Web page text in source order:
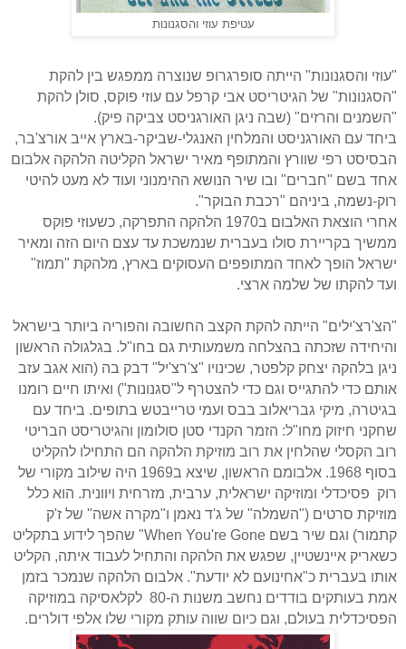
עטיפת עוזי והסגנונות
"עוזי והסגנונות" הייתה סופרגרופ שנוצרה ממפגש בין להקת
"הסגנונות" של הגיטריסט אבי קרפל עם עוזי פוקס, סולן להקת
"השמנים והרזים" (שבה ניגן האורגניסט צביקה פיק).
ביחד עם האורגניסט והמלחין האנגלי-שביקר-בארץ אייב אורצ'בר,
הבסיסט רפי שוורץ והמתופף מאיר ישראל הקליטה הלהקה אלבום
אחד בשם "חברים" ובו שיר הנושא ההימנוני ועוד לא מעט להיטי
רוק-נשמה, ביניהם "רכבת הבוקר".
אחרי הוצאת האלבום ב1970 הלהקה התפרקה, כשעוזי פוקס
ממשיך בקריירת סולו בעברית שנמשכת עד עצם היום הזה ומאיר
ישראל הופך לאחד המתופפים העסוקים בארץ, מלהקת "תמוז"
ועד להקתו של שלמה ארצי.
"הצ'רצ'ילים" הייתה להקת הקצב החשובה והפוריה ביותר בישראל
והיחידה שזכתה בהצלחה משמעותית גם בחו"ל. בגלגולה הראשון
ניגן בלהקה יצחק קלפטר, שכינויו "צ'רצ'יל" דבק בה (הוא אגב עזב
אותם כדי להתגייס וגם כדי להצטרף ל"סגנונות") ואיתו חיים רומנו
בגיטרה, מיקי גבריאלוב בבס ועמי טרייבטש בתופים. ביחד עם
שחקני חיזוק מחו"ל: הזמר הקנדי סטן סולומון והגיטריסט הבריטי
רוב הקסלי שהלחין את רוב מוזיקת הלהקה הם התחילו להקליט
בסוף 1968. אלבומם הראשון, שיצא ב1969 היה שילוב מקורי של
רוק פסיכדלי ומוזיקה ישראלית, ערבית, מזרחית ויוונית. הוא כלל
מוזיקת סרטים ("השמלה" של ג'ד נאמן ו"מקרה אשה" של ז'ק
קתמור) וגם שיר בשם When You're Gone" שהפך לידוע בתקליט
כשאריק איינשטיין, שפגש את הלהקה והתחיל לעבוד איתה, הקליט
אותו בעברית כ"אחינועם לא יודעת". אלבום הלהקה שנמכר בזמן
אמת בעותקים בודדים נחשב משנות ה-80 לקלאסיקה במוזיקה
הפסיכדלית בעולם, וגם כיום שווה עותק מקורי שלו אלפי דולרים.